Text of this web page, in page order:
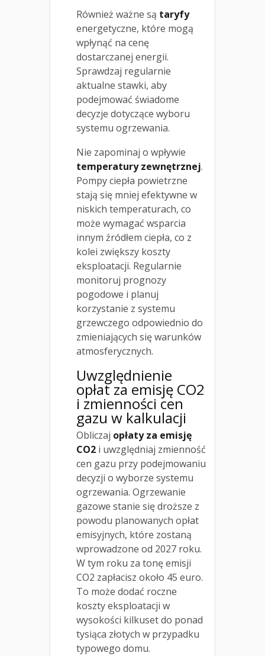
Również ważne są taryfy
energetyczne, które mogą
wpłynąć na cenę
dostarczanej energii.
Sprawdzaj regularnie
aktualne stawki, aby
podejmować świadome
decyzje dotyczące wyboru
systemu ogrzewania.
Nie zapominaj o wpływie
temperatury zewnętrznej.
Pompy ciepła powietrzne
stają się mniej efektywne w
niskich temperaturach, co
może wymagać wsparcia
innym źródłem ciepła, co z
kolei zwiększy koszty
eksploatacji. Regularnie
monitoruj prognozy
pogodowe i planuj
korzystanie z systemu
grzewczego odpowiednio do
zmieniających się warunków
atmosferycznych.
Uwzględnienie
opłat za emisję CO2
i zmienności cen
gazu w kalkulacji
Obliczaj opłaty za emisję
CO2 i uwzględniaj zmienność
cen gazu przy podejmowaniu
decyzji o wyborze systemu
ogrzewania. Ogrzewanie
gazowe stanie się droższe z
powodu planowanych opłat
emisyjnych, które zostaną
wprowadzone od 2027 roku.
W tym roku za tonę emisji
CO2 zapłacisz około 45 euro.
To może dodać roczne
koszty eksploatacji w
wysokości kilkuset do ponad
tysiąca złotych w przypadku
typowego domu.